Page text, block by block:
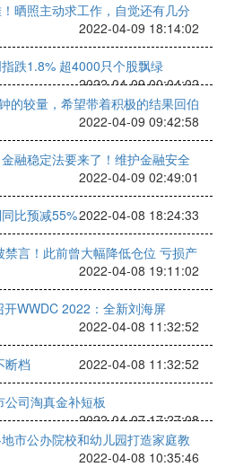
晒照主动求工作，自觉还有几分
2022-04-09 18:14:02
跌1.8% 超4000只个股飘绿
2022-04-09 00:04:02
的较量，希望带着积极的结果回伯
2022-04-09 09:42:58
融稳定法要来了！维护金融安全
2022-04-09 02:49:01
比预减55%2022-04-08 18:24:33
言！此前曾大幅降低仓位 亏损产
2022-04-08 19:11:02
WWDC 2022：全新刘海屏
2022-04-08 11:32:52
断档 2022-04-08 11:32:52
司淘真金补短板
2022-04-07 17:27:08
市公办院校和幼儿园打造家庭教
2022-04-08 10:35:46